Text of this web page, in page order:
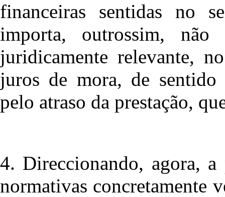
financeiras sentidas no
importa, outrossim,
juridicamente relevante,
juros de mora, de sentido
pelo atraso da prestação,
4. Direccionando, agora, a
normativas concretamente